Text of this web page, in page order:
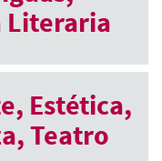
Literaria
Estética,
Teatro